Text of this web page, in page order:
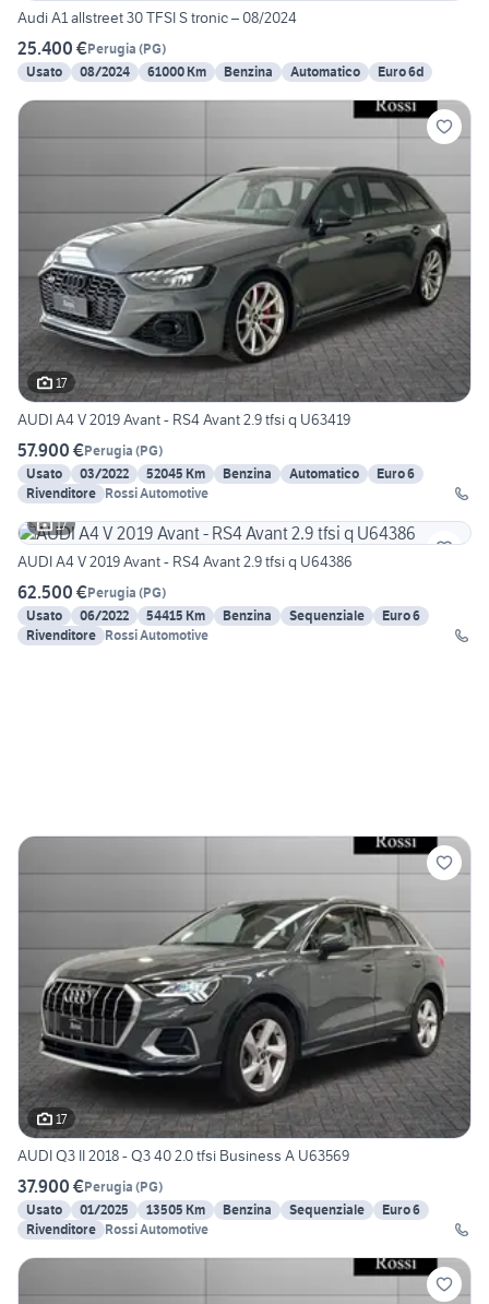
Audi A1 allstreet 30 TFSI S tronic – 08/2024
25.400 €Perugia (PG)
Usato
08/2024 61000 Km Benzina Automatico Euro 6d
17
AUDI A4 V 2019 Avant - RS4 Avant 2.9 tfsi q U63419
57.900 €Perugia (PG)
Usato
03/2022 52045 Km Benzina Automatico
Euro 6
Rivenditore Rossi Automotive
17
AUDI A4 V 2019 Avant - RS4 Avant 2.9 tfsi q U64386
62.500 €Perugia (PG)
Usato
06/2022 54415 Km Benzina Sequenziale
Euro 6
Rivenditore Rossi Automotive
17
AUDI Q3 II 2018 - Q3 40 2.0 tfsi Business A U63569
37.900 €Perugia (PG)
Usato
01/2025 13505 Km Benzina Sequenziale
Euro 6
Rivenditore Rossi Automotive